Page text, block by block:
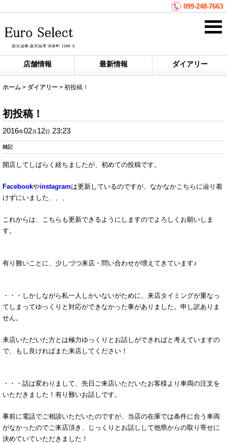
099-248-7663
店舗情報 最新情報 ダイアリー
ホーム > ダイアリー > 初投稿！
初投稿！
2016年02月 12日 23:23
雑記
開店してしばらく経ちましたが、初めての投稿です。
Facebookやinstagramは更新しているのですが、なかなかこちらに辿り着
けずにいました、、、
これからは、こちらも更新できるようにしますのでよろしくお願いしま
す。
有り難いことに、少しづつ来店・問い合わせが増えてきています♪
・・・しかしながら私一人しかいないがために、来店タイミングが重なっ
てしまってゆっくりと対応ができなかった事がありました。申し訳ありま
せん。
来店いただいた方とは極力ゆっくりとお話しができればと考えていますの
で、もし良ければまた来店してください！
・・・話は変わりまして、先日ご来店いただいたお客様より車両の注文を
いただきました！有り難いお話しです。
事前に電話でご相談いただいたのですが、当店の在庫では条件に合う車両
がなかったのでご来店頂き、じっくりとお話しして他県からの取り寄せに
決めていていただきました！